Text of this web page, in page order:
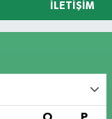
İLETIŞIM